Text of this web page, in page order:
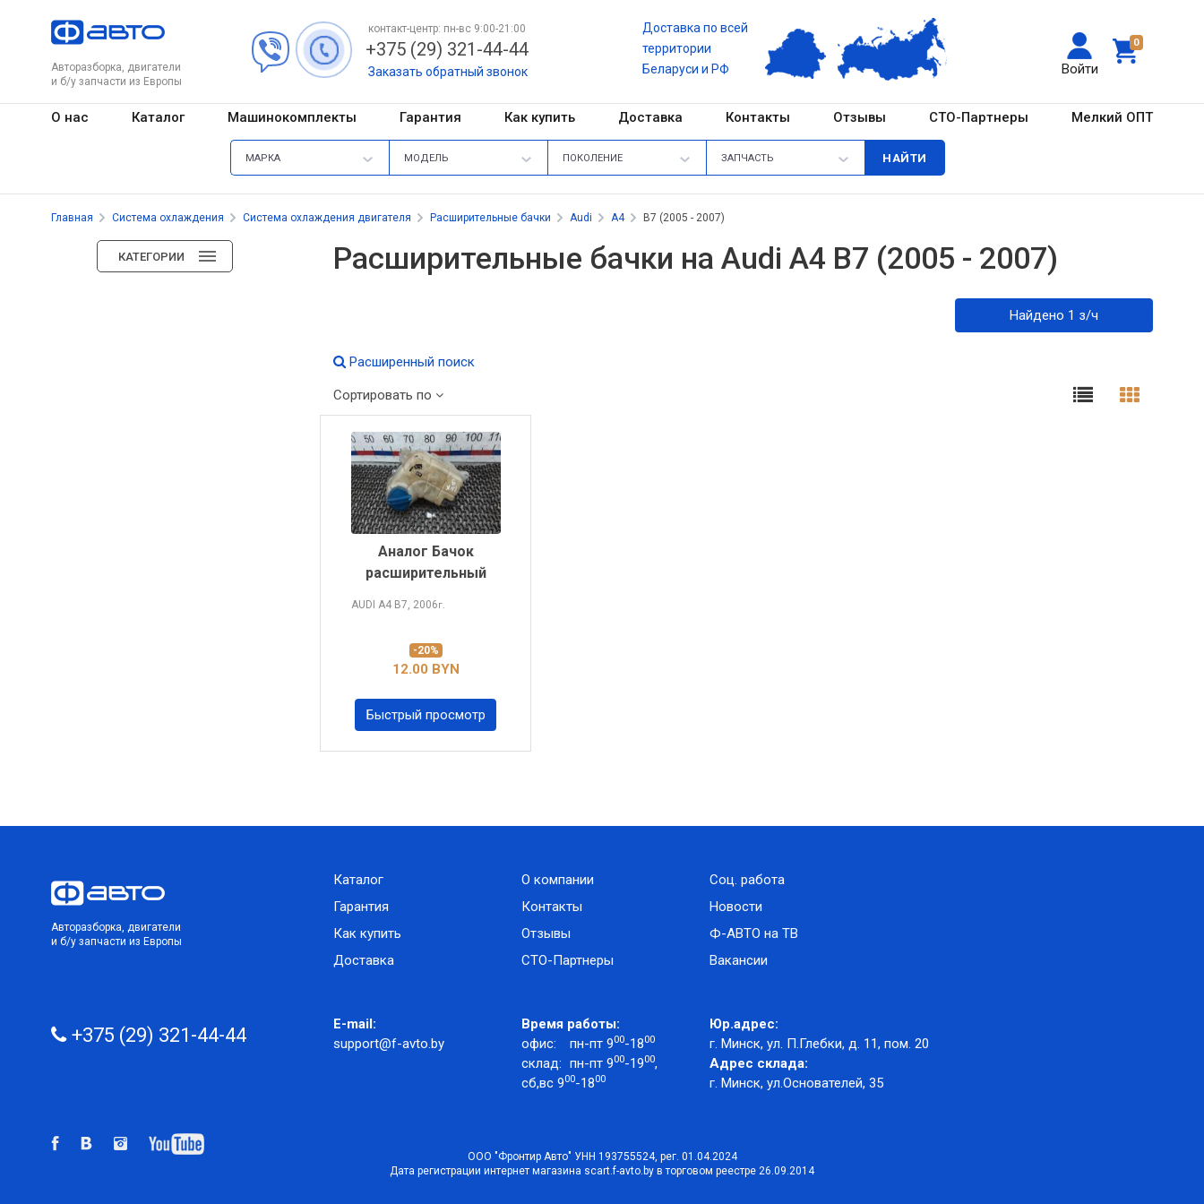
Авторазборка, двигатели
и б/у запчасти из Европы
0
Войти
контакт-центр: пн-вс 9:00-21:00
+375 (29) 321-44-44
Заказать обратный звонок
Доставка по всей
территории
Беларуси и РФ
О нас Каталог Машинокомплекты Гарантия Как купить Доставка Контакты Отзывы СТО-Партнеры Мелкий ОПТ
МАРКА МОДЕЛЬ ПОКОЛЕНИЕ ЗАПЧАСТЬ
Главная Система охлаждения Система охлаждения двигателя Расширительные бачки Audi A4 B7 (2005 - 2007)
КАТЕГОРИИ Расширительные бачки на Audi A4 B7 (2005 - 2007)
Найдено 1 з/ч
Расширенный поиск
Сортировать по
Аналог Бачок
расширительный
AUDI A4 B7, 2006г.
-20%
12.00 BYN
Быстрый просмотр
Авторазборка, двигатели
и б/у запчасти из Европы
Каталог
Гарантия
Как купить
Доставка
О компании
Контакты
Отзывы
СТО-Партнеры
Соц. работа
Новости
Ф-АВТО на ТВ
Вакансии
+375 (29) 321-44-44
E-mail:
support@f-avto.by
Время работы:
офис:
пн-пт 900-1800
склад: пн-пт 900-1900,
сб,вс 900-1800
Юр.адрес:
г. Минск, ул. П.Глебки, д. 11, пом. 20
Адрес склада:
г. Минск, ул.Основателей, 35
ООО "Фронтир Авто" УНН 193755524, рег. 01.04.2024
Дата регистрации интернет магазина scart.f-avto.by в торговом реестре 26.09.2014